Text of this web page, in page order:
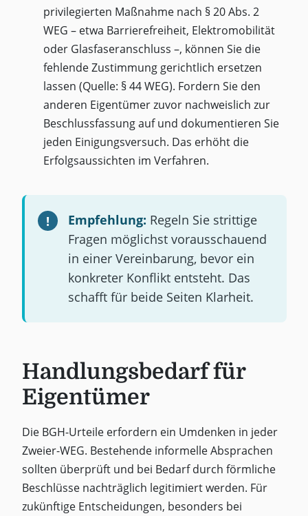
privilegierten Maßnahme nach § 20 Abs. 2
WEG – etwa Barrierefreiheit, Elektromobilität
oder Glasfaseranschluss –, können Sie die
fehlende Zustimmung gerichtlich ersetzen
lassen (Quelle: § 44 WEG). Fordern Sie den
anderen Eigentümer zuvor nachweislich zur
Beschlussfassung auf und dokumentieren Sie
jeden Einigungsversuch. Das erhöht die
Erfolgsaussichten im Verfahren.
Empfehlung: Regeln Sie strittige
Fragen möglichst vorausschauend
in einer Vereinbarung, bevor ein
konkreter Konflikt entsteht. Das
schafft für beide Seiten Klarheit.
Handlungsbedarf für
Eigentümer
Die BGH-Urteile erfordern ein Umdenken in jeder
Zweier-WEG. Bestehende informelle Absprachen
sollten überprüft und bei Bedarf durch förmliche
Beschlüsse nachträglich legitimiert werden. Für
zukünftige Entscheidungen, besonders bei